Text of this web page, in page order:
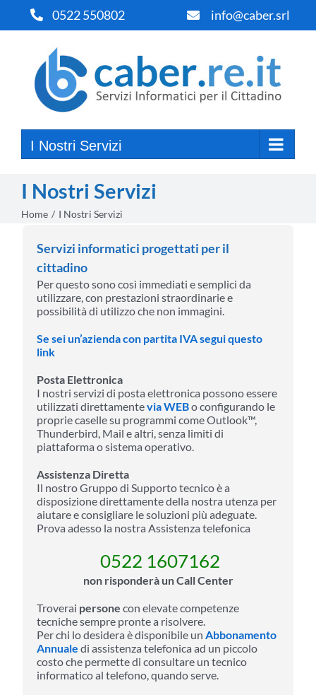
contenuto
0522 550802 info@caber.srl
I Nostri Servizi
I Nostri Servizi
Home I Nostri Servizi
Servizi informatici progettati per il
cittadino
Per questo sono così immediati e semplici da
utilizzare, con prestazioni straordinarie e
possibilità di utilizzo che non immagini.
Se sei un’azienda con partita IVA segui questo
link
Posta Elettronica
I nostri servizi di posta elettronica possono essere
utilizzati direttamentevia WEBo configurando le
proprie caselle su programmi come Outlook™,
Thunderbird, Mail e altri, senza limiti di
piattaforma o sistema operativo.
Assistenza Diretta
Il nostro Gruppo di Supporto tecnico è a
disposizione direttamente della nostra utenza per
aiutare e consigliare le soluzioni più adeguate.
Prova adesso la nostra Assistenza telefonica
0522 1607162
non risponderà un Call Center
Troverai persone con elevate competenze
tecniche sempre pronte a risolvere.
Per chi lo desidera è disponibile un Abbonamento
Annuale di assistenza telefonica ad un piccolo
costo che permette di consultare un tecnico
informatico al telefono, quando serve.